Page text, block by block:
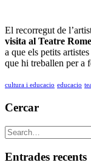
El recorregut de
visita al Teatre
a que els petits
que hi treballen per a
cultura i educacio educacio
Cercar
Entrades recents